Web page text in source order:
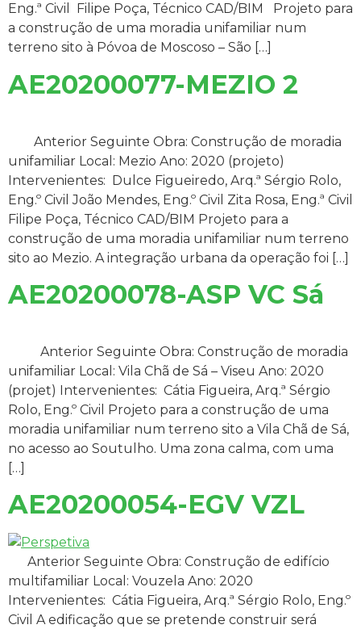
Eng.ª Civil Filipe Poça, Técnico CAD/BIM Projeto para
a construção de uma moradia unifamiliar num
terreno sito à Póvoa de Moscoso – São […]
AE20200077-MEZIO 2
Anterior Seguinte Obra: Construção de moradia
unifamiliar Local: Mezio Ano: 2020 (projeto)
Intervenientes: Dulce Figueiredo, Arq.ª Sérgio Rolo,
Eng.º Civil João Mendes, Eng.º Civil Zita Rosa, Eng.ª Civil
Filipe Poça, Técnico CAD/BIM Projeto para a
construção de uma moradia unifamiliar num terreno
sito ao Mezio. A integração urbana da operação foi […]
AE20200078-ASP VC Sá
Anterior Seguinte Obra: Construção de moradia
unifamiliar Local: Vila Chã de Sá – Viseu Ano: 2020
(projet) Intervenientes: Cátia Figueira, Arq.ª Sérgio
Rolo, Eng.º Civil Projeto para a construção de uma
moradia unifamiliar num terreno sito a Vila Chã de Sá,
no acesso ao Soutulho. Uma zona calma, com uma
[…]
AE20200054-EGV VZL
Anterior Seguinte Obra: Construção de edifício
multifamiliar Local: Vouzela Ano: 2020
Intervenientes: Cátia Figueira, Arq.ª Sérgio Rolo, Eng.º
Civil A edificação que se pretende construir será